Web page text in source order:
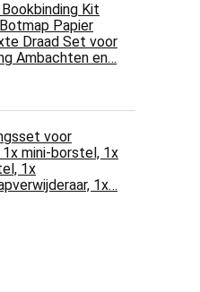
Kit
Papier
Draad Set voor
Ambachten en…
voor
mini-borstel, 1x
1x
1x…